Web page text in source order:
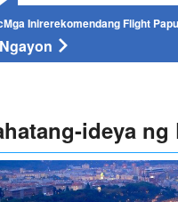
Inirerekomendang Flight
ideya ng